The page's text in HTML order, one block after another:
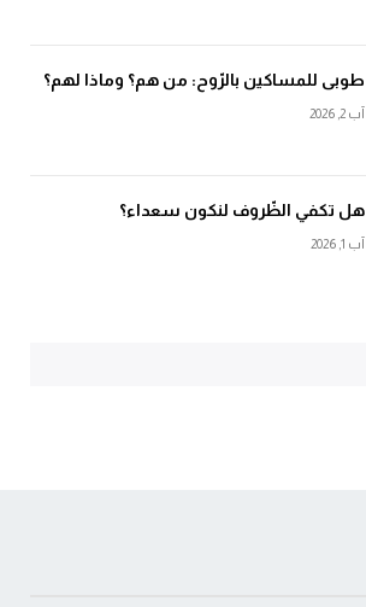
طوبى للمساكين بالرّوح: من هم؟ وماذا لهم؟
آب 2, 2026
هل تكفي الظّروف لنكون سعداء؟
آب 1, 2026